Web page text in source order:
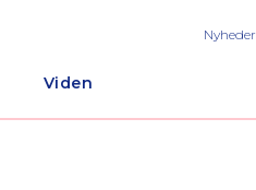
Viden
Nyheder